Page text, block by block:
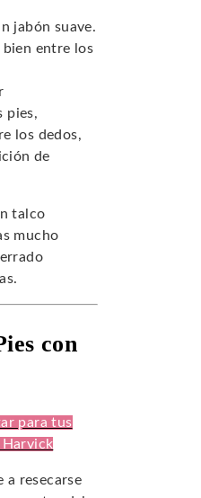
jabón suave.
bien entre los
pies,
los dedos,
de
talco
mucho
con
para tus
Harvick
a resecarse